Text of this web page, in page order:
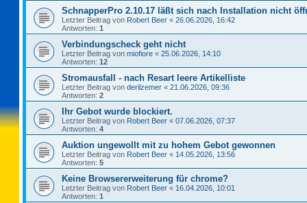
SchnapperPro 2.10.17 läßt sich nach Installation nicht
Letzter Beitrag von Robert Beer « 26.06.2026, 16:42
Antworten: 1
Verbindungscheck geht nicht
Letzter Beitrag von miofiore « 25.06.2026, 14:10
Antworten: 12
Stromausfall - nach Resart leere Artikelliste
Letzter Beitrag von derilzemer « 21.06.2026, 09:36
Antworten: 2
Ihr Gebot wurde blockiert.
Letzter Beitrag von Robert Beer « 07.06.2026, 07:37
Antworten: 4
Auktion ungewollt mit zu hohem Gebot gewonnen
Letzter Beitrag von Robert Beer « 14.05.2026, 13:56
Antworten: 5
Keine Browsererweiterung für chrome?
Letzter Beitrag von Robert Beer « 16.04.2026, 10:01
Antworten: 1